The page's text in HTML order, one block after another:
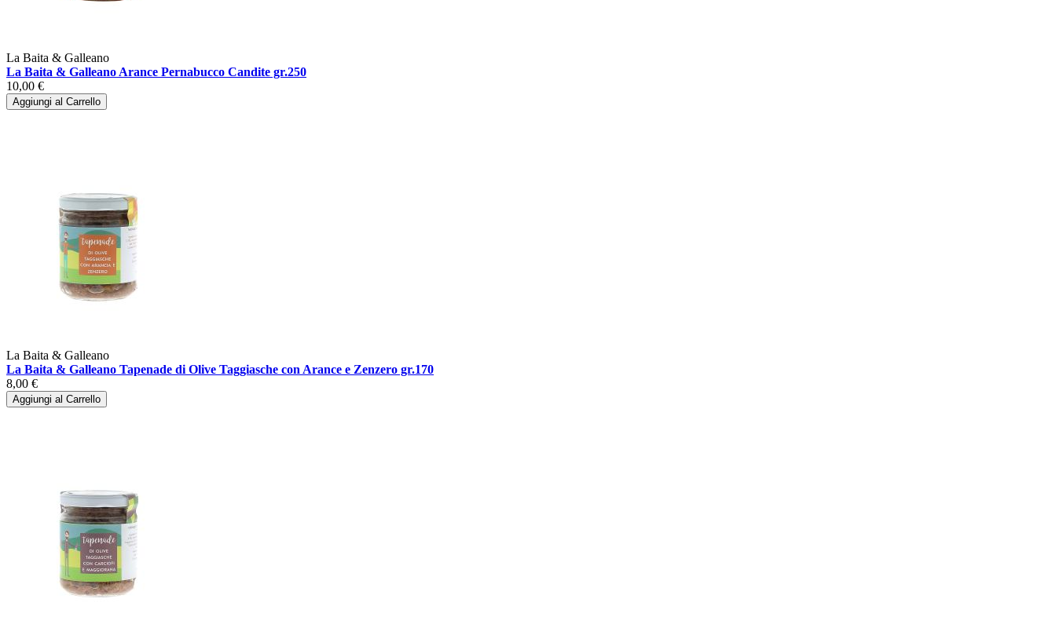
La Baita & Galleano
La Baita & Galleano Arance Pernabucco Candite gr.250
10,00 €
Aggiungi al Carrello
La Baita & Galleano
La Baita & Galleano Tapenade di Olive Taggiasche con Arance e Zenzero gr.170
8,00 €
Aggiungi al Carrello